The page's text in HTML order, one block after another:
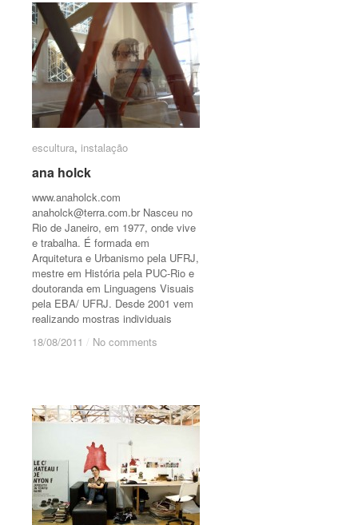
escultura, instalação
ana holck
www.anaholck.com
anaholck@terra.com.brNasceu no
Rio de Janeiro, em 1977, onde vive
e trabalha. É formada em
Arquitetura e Urbanismo pela UFRJ,
mestre em História pela PUC-Rio e
doutoranda em Linguagens Visuais
pela EBA/ UFRJ. Desde 2001 vem
realizando mostras individuais
18/08/2011 / No comments
escultura instalação
ana holck
18/08/2011 / No comments